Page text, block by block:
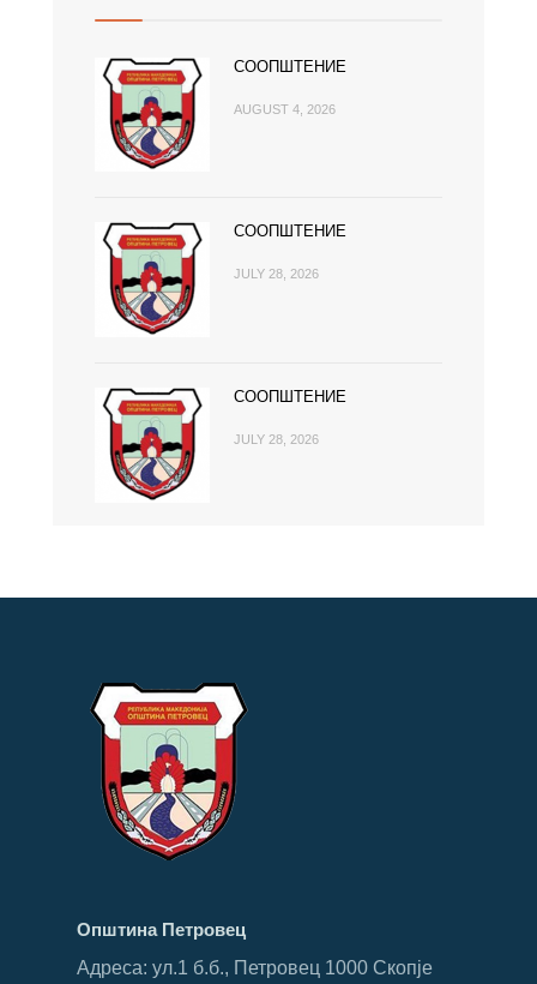
СООПШТЕНИЕ
AUGUST 4, 2026
СООПШТЕНИЕ
JULY 28, 2026
СООПШТЕНИЕ
JULY 28, 2026
Општина Петровец
Адреса: ул.1 б.б., Петровец 1000 Скопје